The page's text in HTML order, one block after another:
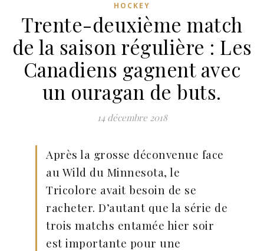
HOCKEY
Trente-deuxième match
de la saison régulière : Les
Canadiens gagnent avec
un ouragan de buts.
14 décembre 2018
Après la grosse déconvenue face
au Wild du Minnesota, le
Tricolore avait besoin de se
racheter. D’autant que la série de
trois matchs entamée hier soir
est importante pour une